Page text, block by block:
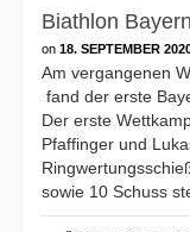
Biathlon
on 18. SEPTEMBER
Am vergangenen
fand der erste
Der erste
Pfaffinger und
sowie 10 Schuss